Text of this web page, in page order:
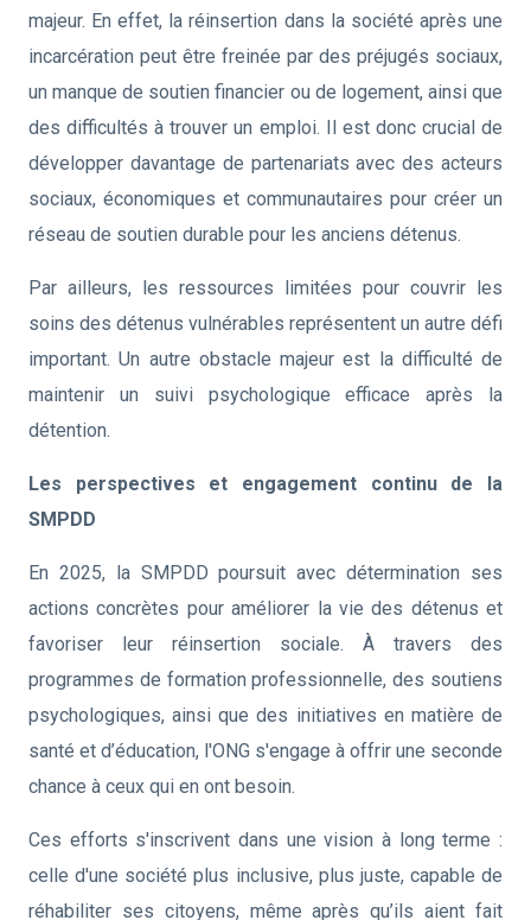
majeur. En effet, la réinsertion dans la société après une
incarcération peut être freinée par des préjugés sociaux,
un manque de soutien financier ou de logement, ainsi que
des difficultés à trouver un emploi. Il est donc crucial de
développer davantage de partenariats avec des acteurs
sociaux, économiques et communautaires pour créer un
réseau de soutien durable pour les anciens détenus.
Par ailleurs, les ressources limitées pour couvrir les
soins des détenus vulnérables représentent un autre défi
important. Un autre obstacle majeur est la difficulté de
maintenir un suivi psychologique efficace après la
détention.
Les perspectives et engagement continu de la
SMPDD
En 2025, la SMPDD poursuit avec détermination ses
actions concrètes pour améliorer la vie des détenus et
favoriser leur réinsertion sociale. À travers des
programmes de formation professionnelle, des soutiens
psychologiques, ainsi que des initiatives en matière de
santé et d’éducation, l'ONG s'engage à offrir une seconde
chance à ceux qui en ont besoin.
Ces efforts s'inscrivent dans une vision à long terme :
celle d'une société plus inclusive, plus juste, capable de
réhabiliter ses citoyens, même après qu’ils aient fait